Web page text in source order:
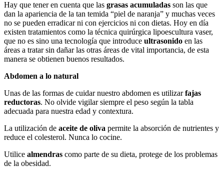
Hay que tener en cuenta que las grasas acumuladas son las que
dan la apariencia de la tan temida “piel de naranja” y muchas veces
no se pueden erradicar ni con ejercicios ni con dietas. Hoy en día
existen tratamientos como la técnica quirúrgica lipoescultura vaser,
que no es sino una tecnología que introduce ultrasonido en las
áreas a tratar sin dañar las otras áreas de vital importancia, de esta
manera se obtienen buenos resultados.
Abdomen a lo natural
Unas de las formas de cuidar nuestro abdomen es utilizarfajas
reductoras. No olvide vigilar siempre el peso según la tabla
adecuada para nuestra edad y contextura.
La utilización de aceite de oliva permite la absorción de nutrientes y
reduce el colesterol. Nunca lo cocine.
Utilice almendras como parte de su dieta, protege de los problemas
de la obesidad.